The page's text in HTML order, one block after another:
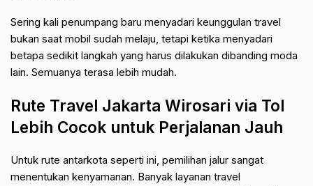
Sering kali penumpang baru menyadari keunggulan travel
bukan saat mobil sudah melaju, tetapi ketika menyadari
betapa sedikit langkah yang harus dilakukan dibanding moda
lain. Semuanya terasa lebih mudah.
Rute Travel Jakarta Wirosari via Tol
Lebih Cocok untuk Perjalanan Jauh
Untuk rute antarkota seperti ini, pemilihan jalur sangat
menentukan kenyamanan. Banyak layanan travel